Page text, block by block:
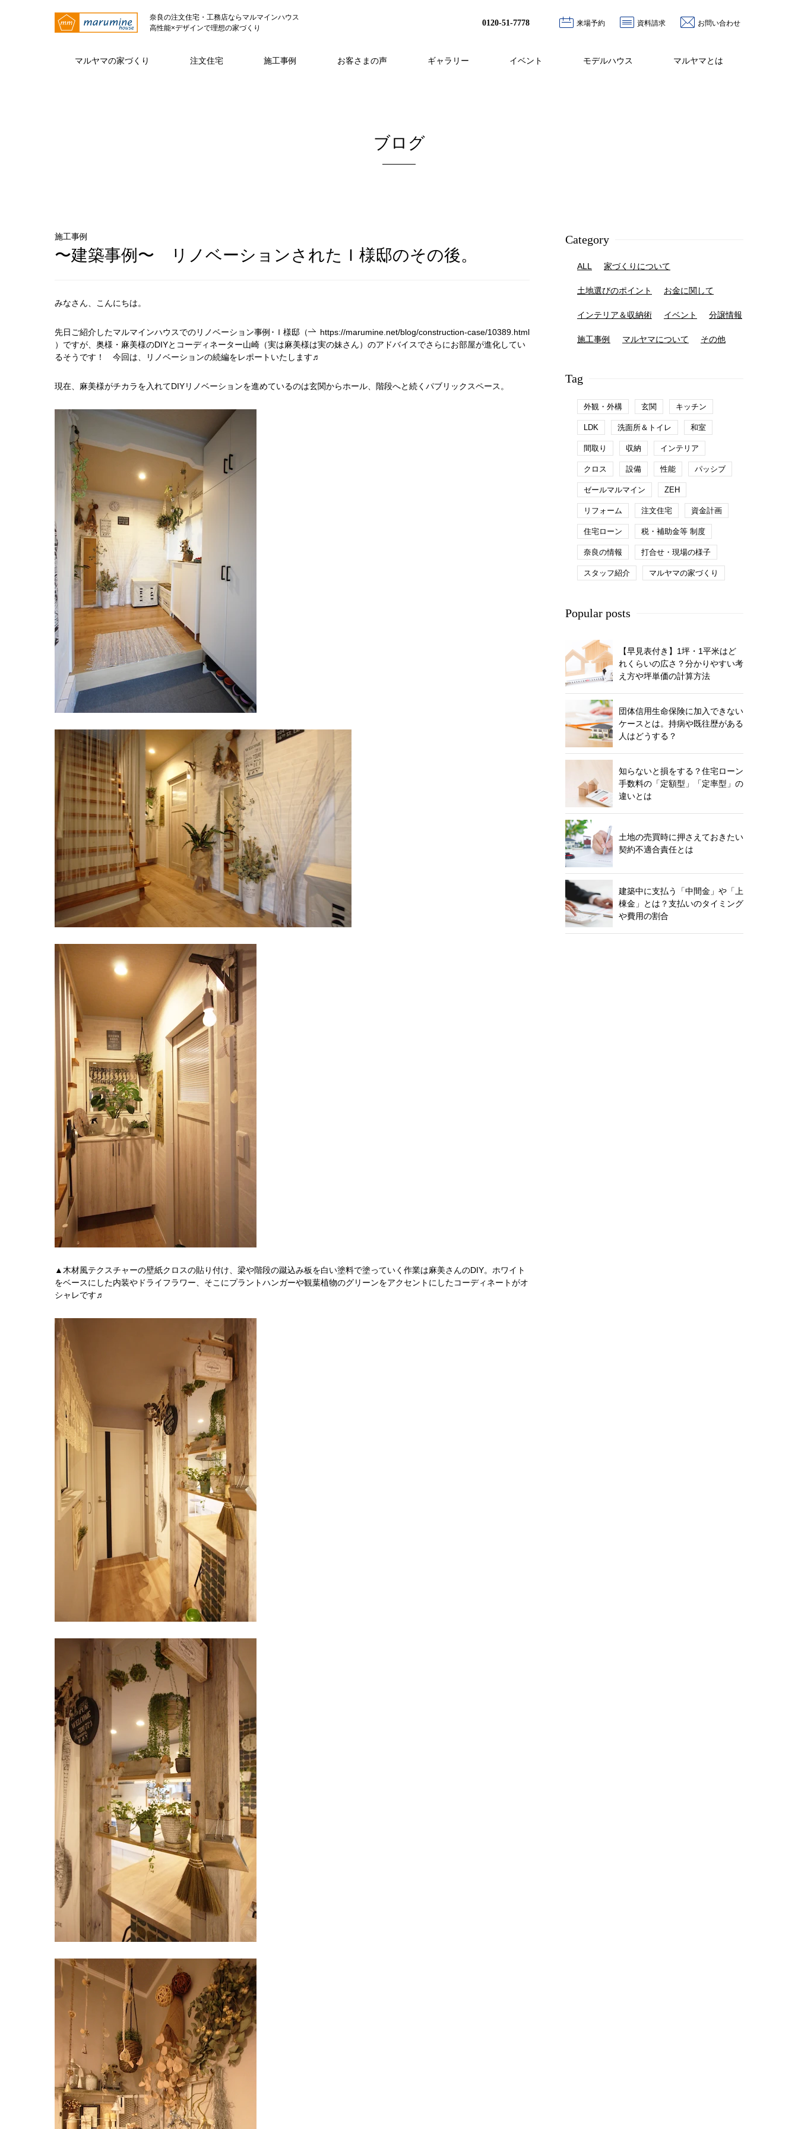
奈良の注文住宅・工務店ならマルマインハウス
高性能×デザインで理想の家づくり
0120-51-7778 来場予約 資料請求 お問い合わせ
マルヤマの家づくり 注文住宅 施工事例 お客さまの声 ギャラリー イベント モデルハウス マルヤマとは
ブログ
施工事例
〜建築事例〜 リノベーションされたＩ様邸のその後。
みなさん、こんにちは。
先日ご紹介したマルマインハウスでのリノベーション事例･Ｉ様邸（
https://marumine.net/blog/construction-case/10389.html
）ですが、奥様・麻美様のDIYとコーディネーター山崎（実は麻美様は実の妹さん）のアドバイスでさらにお部屋が進化してい
るそうです！ 今回は、リノベーションの続編をレポートいたします♬
現在、麻美様がチカラを入れてDIYリノベーションを進めているのは玄関からホール、階段へと続くパブリックスペース。
▲木材風テクスチャーの壁紙クロスの貼り付け、梁や階段の蹴込み板を白い塗料で塗っていく作業は麻美さんのDIY。ホワイト
をベースにした内装やドライフラワー、そこにプラントハンガーや観葉植物のグリーンをアクセントにしたコーディネートがオ
シャレです♬
Category
ALL 家づくりについて
土地選びのポイント お金に関して
インテリア＆収納術 イベント 分譲情報
施工事例 マルヤマについて その他
Tag
外観・外構 玄関 キッチン
LDK 洗面所＆トイレ 和室
間取り 収納 インテリア
クロス 設備 性能 パッシブ
ゼールマルマイン ZEH
リフォーム 注文住宅 資金計画
住宅ローン 税・補助金等 制度
奈良の情報 打合せ・現場の様子
スタッフ紹介 マルヤマの家づくり
Popular posts
【早見表付き】1坪・1平米はど
れくらいの広さ？分かりやすい考
え方や坪単価の計算方法
団体信用生命保険に加入できない
ケースとは。持病や既往歴がある
人はどうする？
知らないと損をする？住宅ローン
手数料の「定額型」「定率型」の
違いとは
土地の売買時に押さえておきたい
契約不適合責任とは
建築中に支払う「中間金」や「上
棟金」とは？支払いのタイミング
や費用の割合